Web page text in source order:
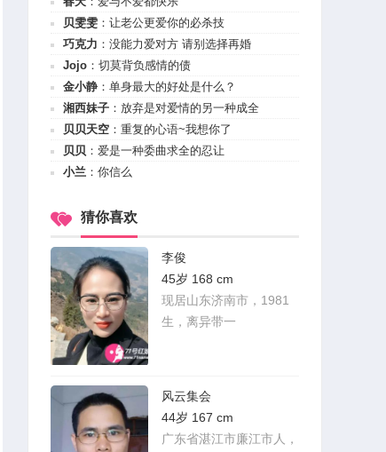
贝雯雯 ： 让老公更爱你的必杀技
巧克力 ： 没能力爱对方 请别选择再婚
Jojo ： 切莫背负感情的债
金小静 ： 单身最大的好处是什么？
湘西妹子 ： 放弃是对爱情的另一种成全
贝贝天空 ： 重复的心语~我想你了
贝贝 ： 爱是一种委曲求全的忍让
小兰 ： 你信么
猜你喜欢
李俊
45岁 168 cm
现居山东济南市，1981
生，离异带一
风云集会
44岁 167 cm
广东省湛江市廉江市人，